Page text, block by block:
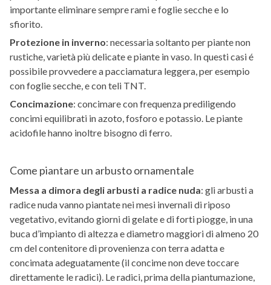
importante eliminare sempre rami e foglie secche e lo
sfiorito.
Protezione in inverno: necessaria soltanto per piante non
rustiche, varietà più delicate e piante in vaso. In questi casi é
possibile provvedere a pacciamatura leggera, per esempio
con foglie secche, e con teli TNT.
Concimazione: concimare con frequenza prediligendo
concimi equilibrati in azoto, fosforo e potassio. Le piante
acidofile hanno inoltre bisogno di ferro.
Come piantare un arbusto ornamentale
Messa a dimora degli arbusti a radice nuda: gli arbusti a
radice nuda vanno piantate nei mesi invernali di riposo
vegetativo, evitando giorni di gelate e di forti piogge, in una
buca d’impianto di altezza e diametro maggiori di almeno 20
cm del contenitore di provenienza con terra adatta e
concimata adeguatamente (il concime non deve toccare
direttamente le radici). Le radici, prima della piantumazione,